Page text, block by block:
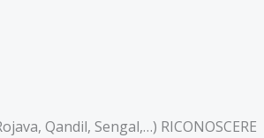
Qandil, Sengal,…) RICONOSCERE